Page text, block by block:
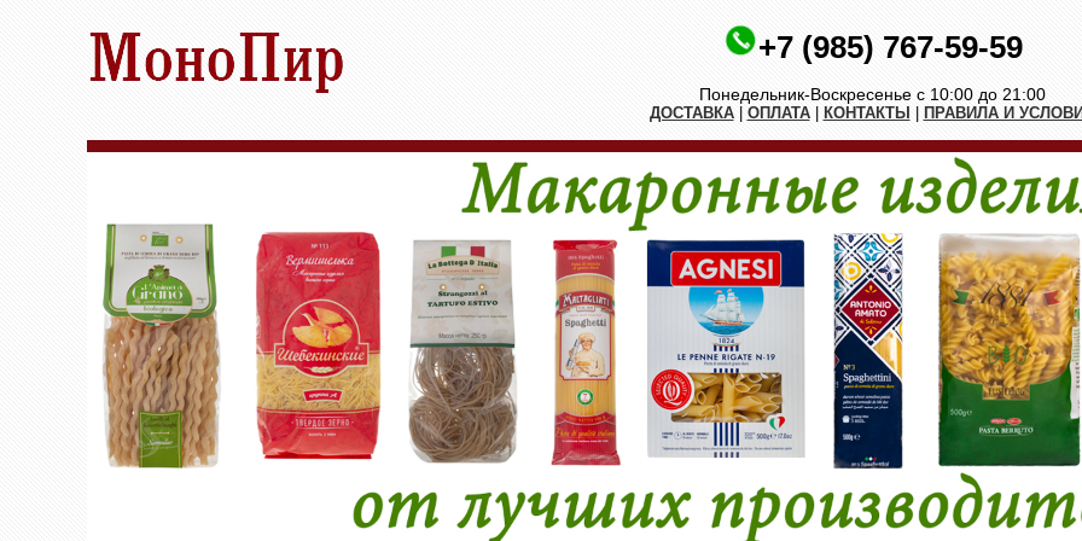
+7 (985) 767-59-59
Понедельник-Воскресенье с 10:00 до 21:00
ДОСТАВКА| ОПЛАТА| КОНТАКТЫ ПРАВИЛА И